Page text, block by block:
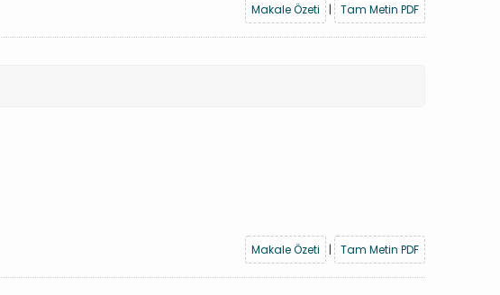
Makale Özeti
| Tam Metin PDF
Makale Özeti
| Tam Metin PDF